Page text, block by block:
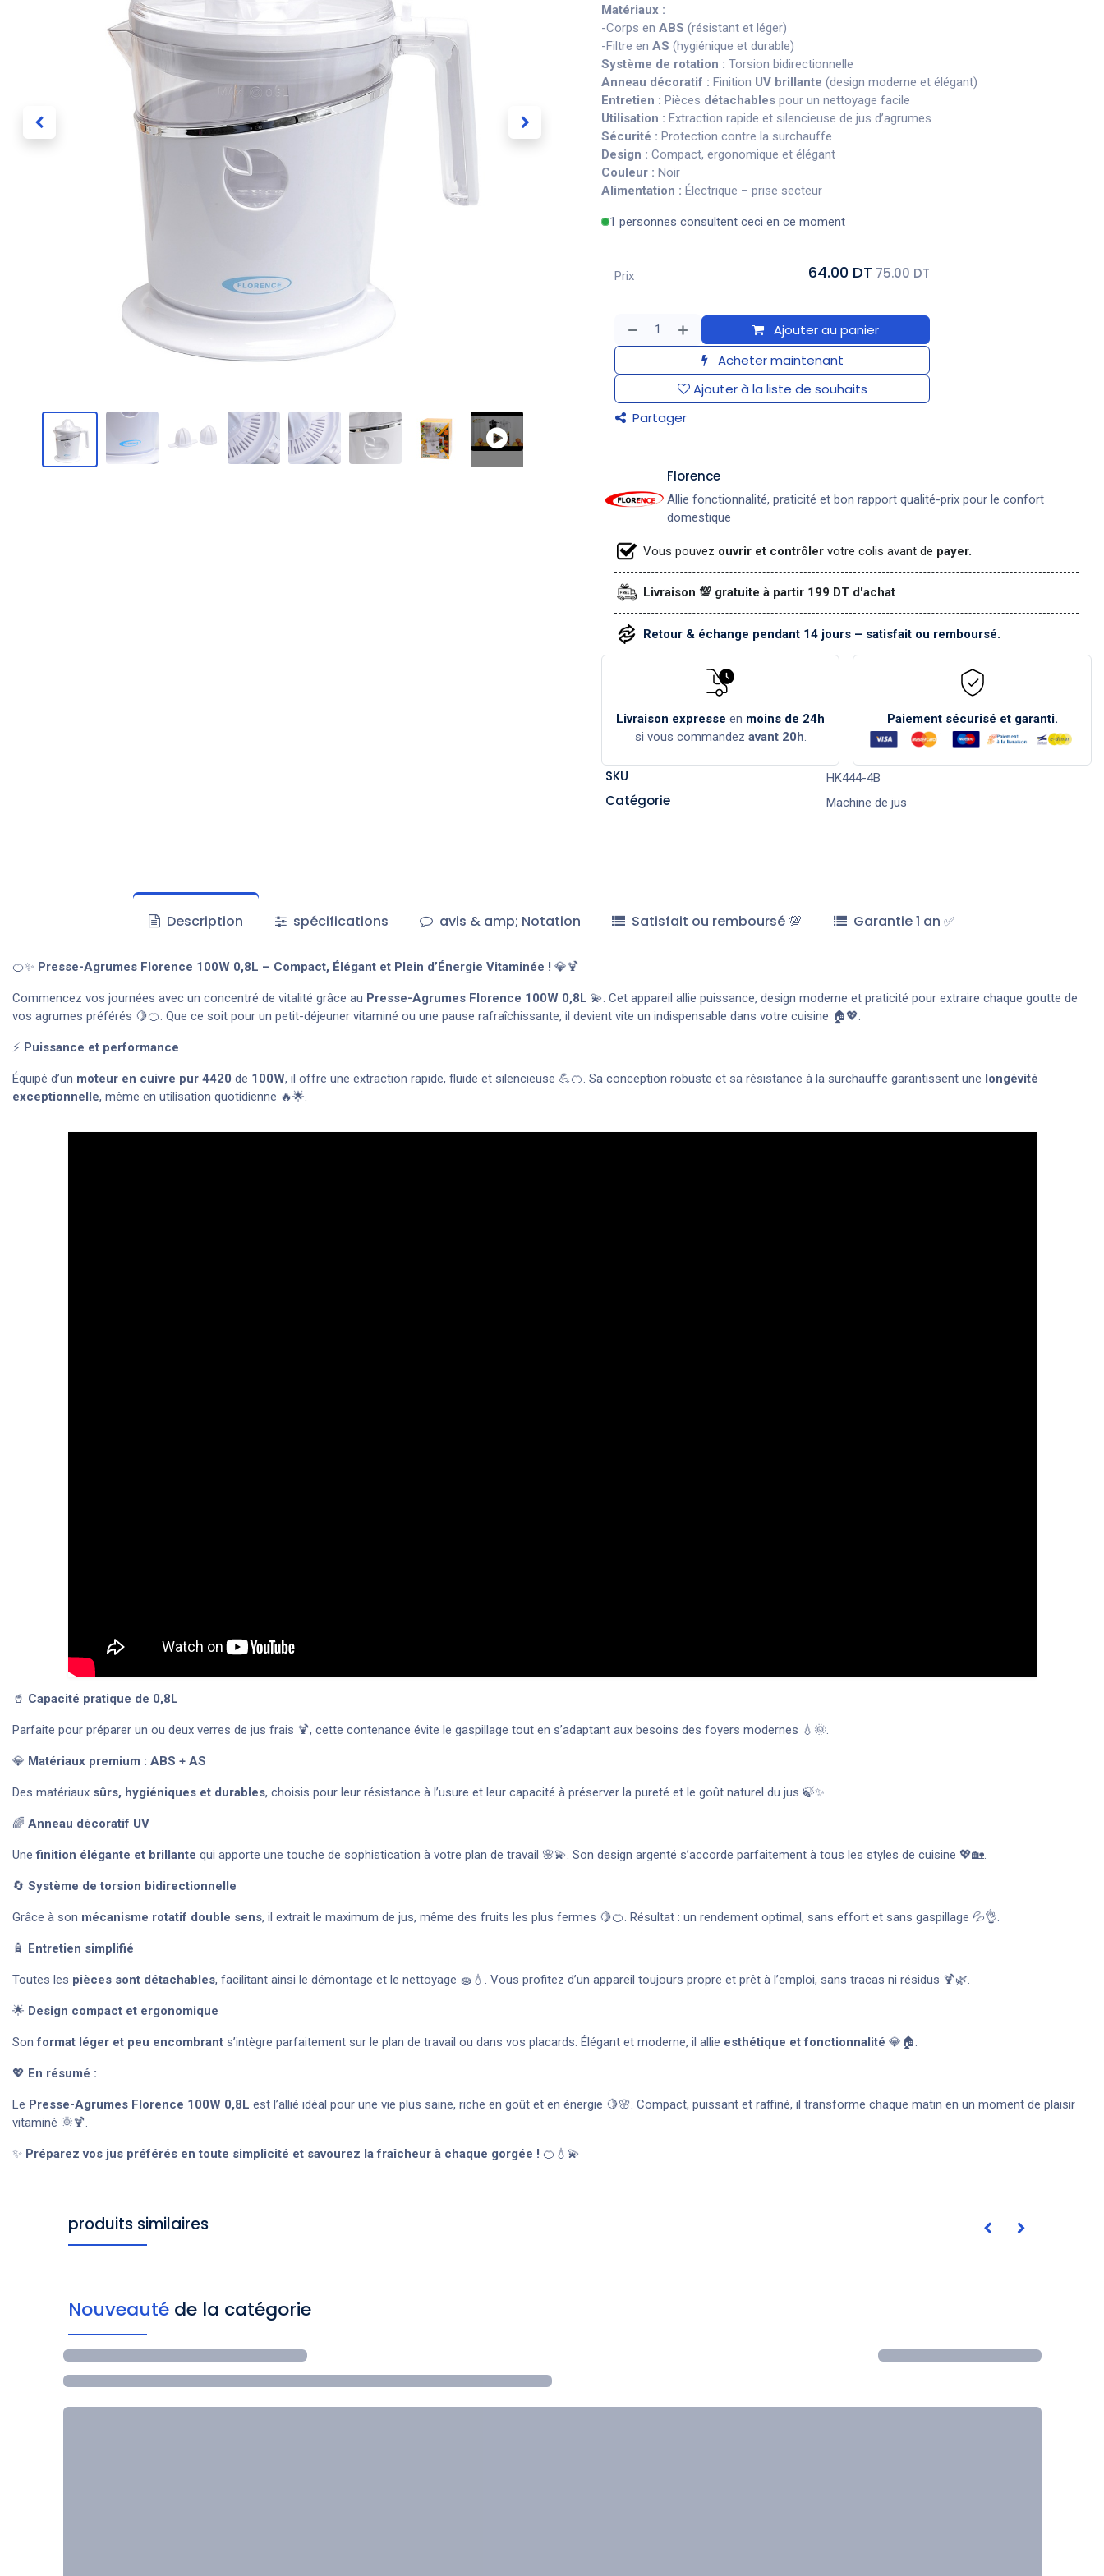
Matériaux :
-Corps en ABS (résistant et léger)
-Filtre en AS (hygiénique et durable)
Système de rotation : Torsion bidirectionnelle
Anneau décoratif : Finition UV brillante (design moderne et élégant)
Entretien : Pièces détachables pour un nettoyage facile
Utilisation : Extraction rapide et silencieuse de jus d’agrumes
Sécurité : Protection contre la surchauffe
Design : Compact, ergonomique et élégant
Couleur : Noir
Alimentation : Électrique – prise secteur
1 personnes consultent ceci en ce moment
Ajouter au panier
Acheter maintenant
Ajouter à la liste de souhaits
Partager
Prix 64.00 DT 75.00 DT
​Florence
Allie fonctionnalité, praticité et bon rapport qualité-prix pour le confort
domestique
Vous pouvez ouvrir et contrôler votre colis avant de payer.
Livraison 💯 gratuite à partir 199 DT d'achat
Retour & échange pendant 14 jours – satisfait ou remboursé.
Livraison expresse en moins de 24h
si vous commandez avant 20h.
Paiement sécurisé et garanti.
SKU HK444-4B
Catégorie Machine de jus
Description spécifications avis & amp; Notation Satisfait ou remboursé 💯 Garantie 1 an ✅
🍊✨ Presse-Agrumes Florence 100W 0,8L – Compact, Élégant et Plein d’Énergie Vitaminée ! 💎🍹
Commencez vos journées avec un concentré de vitalité grâce au Presse-Agrumes Florence 100W 0,8L 💫. Cet appareil allie puissance, design moderne et praticité pour extraire chaque goutte de
vos agrumes préférés 🍋🍊. Que ce soit pour un petit-déjeuner vitaminé ou une pause rafraîchissante, il devient vite un indispensable dans votre cuisine 🏠💖.
⚡ Puissance et performance
Équipé d’un moteur en cuivre pur 4420 de 100W, il offre une extraction rapide, fluide et silencieuse 💪🍊. Sa conception robuste et sa résistance à la surchauffe garantissent une longévité
exceptionnelle, même en utilisation quotidienne 🔥🌟.
🥤 Capacité pratique de 0,8L
Parfaite pour préparer un ou deux verres de jus frais 🍹, cette contenance évite le gaspillage tout en s’adaptant aux besoins des foyers modernes 💧🌞.
💎 Matériaux premium : ABS + AS
Des matériaux sûrs, hygiéniques et durables, choisis pour leur résistance à l’usure et leur capacité à préserver la pureté et le goût naturel du jus 🍃✨.
🌈 Anneau décoratif UV
Unefinition élégante et brillante qui apporte une touche de sophistication à votre plan de travail 🌸💫. Son design argenté s’accorde parfaitement à tous les styles de cuisine 💖🏡.
🔄 Système de torsion bidirectionnelle
Grâce à son mécanisme rotatif double sens, il extrait le maximum de jus, même des fruits les plus fermes 🍋🍊. Résultat : un rendement optimal, sans effort et sans gaspillage 💦👌.
🧴 Entretien simplifié
Toutes les pièces sont détachables, facilitant ainsi le démontage et le nettoyage 🧽💧. Vous profitez d’un appareil toujours propre et prêt à l’emploi, sans tracas ni résidus 🍹🌿.
🌟 Design compact et ergonomique
Sonformat léger et peu encombrant s’intègre parfaitement sur le plan de travail ou dans vos placards. Élégant et moderne, il allie esthétique et fonctionnalité 💎🏠.
💖 En résumé :
Le Presse-Agrumes Florence 100W 0,8L est l’allié idéal pour une vie plus saine, riche en goût et en énergie 🍋🌸. Compact, puissant et raffiné, il transforme chaque matin en un moment de plaisir
vitaminé 🌞🍹.
✨ Préparez vos jus préférés en toute simplicité et savourez la fraîcheur à chaque gorgée ! 🍊💧💫
produits similaires
Nouveauté de la catégorie